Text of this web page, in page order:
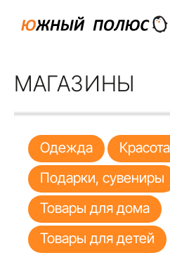
МАГАЗИНЫ
Одежда
Подарки, сувениры
Товары для дома
Товары для детей